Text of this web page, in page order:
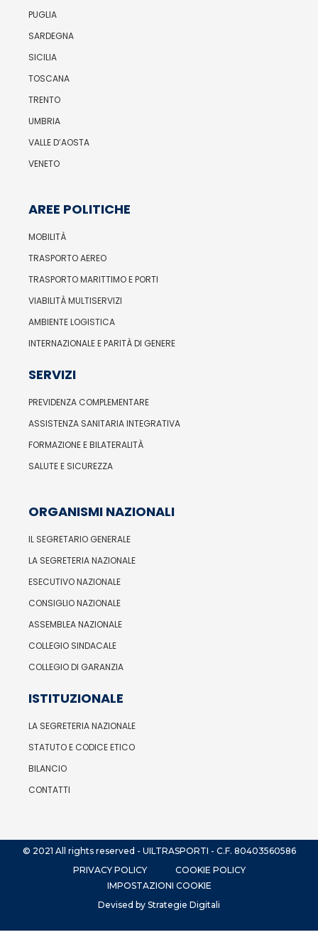
PUGLIA
SARDEGNA
SICILIA
TOSCANA
TRENTO
UMBRIA
VALLE D’AOSTA
VENETO
AREE POLITICHE
MOBILITÀ
TRASPORTO AEREO
TRASPORTO MARITTIMO E PORTI
VIABILITÀ MULTISERVIZI
AMBIENTE LOGISTICA
INTERNAZIONALE E PARITÀ DI GENERE
SERVIZI
PREVIDENZA COMPLEMENTARE
ASSISTENZA SANITARIA INTEGRATIVA
FORMAZIONE E BILATERALITÀ
SALUTE E SICUREZZA
ORGANISMI NAZIONALI
IL SEGRETARIO GENERALE
LA SEGRETERIA NAZIONALE
ESECUTIVO NAZIONALE
CONSIGLIO NAZIONALE
ASSEMBLEA NAZIONALE
COLLEGIO SINDACALE
COLLEGIO DI GARANZIA
ISTITUZIONALE
LA SEGRETERIA NAZIONALE
STATUTO E CODICE ETICO
BILANCIO
CONTATTI
© 2021 All rights reserved - UILTRASPORTI - C.F. 80403560586
PRIVACY POLICY
COOKIE POLICY
IMPOSTAZIONI COOKIE
Devised by Strategie Digitali